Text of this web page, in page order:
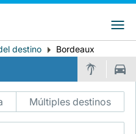
Preferred language
Español
destino Bordeaux
Múltiples destinos